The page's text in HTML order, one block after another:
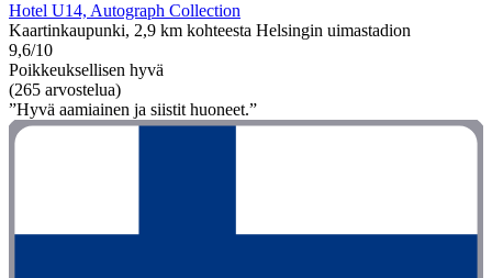
Hotel U14, Autograph Collection
Kaartinkaupunki, 2,9 km kohteesta Helsingin uimastadion
9,6/10
Poikkeuksellisen hyvä
(265 arvostelua)
”Hyvä aamiainen ja siistit huoneet.”